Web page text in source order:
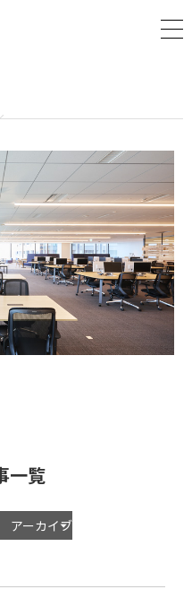
一覧